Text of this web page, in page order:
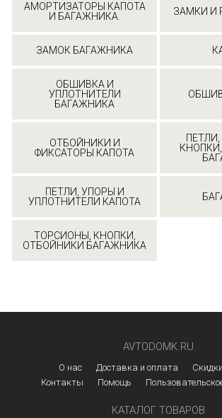
АМОРТИЗАТОРЫ КАПОТА
И БАГАЖНИКА.
ЗАМКИ И
ЗАМОК БАГАЖНИКА
ОБШИВКА И
УПЛОТНИТЕЛИ
БАГАЖНИКА
ОТБОЙНИКИ И
ФИКСАТОРЫ КАПОТА
ПЕТЛИ, УПОРЫ И
УПЛОТНИТЕЛИ КАПОТА
ТОРСИОНЫ, КНОПКИ,
ОТБОЙНИКИ БАГАЖНИКА
AVTODOMK.RU
О нас Доставка и оплата
Контакты
Помощь
КАТАЛОГ ТОВАРОВ